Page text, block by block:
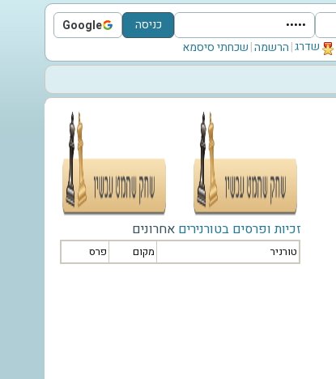
כניסה Google
Sign in with Google שדרג|הרשמה|שכחתי סיסמא
זכיות ופרסים בטורנירים אחרונים
טורניר מקום פרס